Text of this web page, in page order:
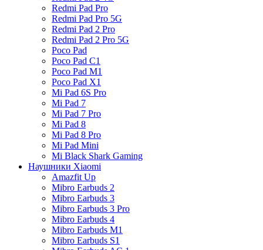
Redmi Pad Pro
Redmi Pad Pro 5G
Redmi Pad 2 Pro
Redmi Pad 2 Pro 5G
Poco Pad
Poco Pad C1
Poco Pad M1
Poco Pad X1
Mi Pad 6S Pro
Mi Pad 7
Mi Pad 7 Pro
Mi Pad 8
Mi Pad 8 Pro
Mi Pad Mini
Mi Black Shark Gaming
Наушники Xiaomi
Amazfit Up
Mibro Earbuds 2
Mibro Earbuds 3
Mibro Earbuds 3 Pro
Mibro Earbuds 4
Mibro Earbuds M1
Mibro Earbuds S1